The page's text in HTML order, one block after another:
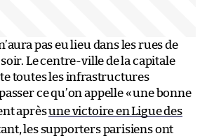
pas eu lieu dans les rues de
Le centre-ville de la capitale
toutes les infrastructures
ce qu’on appelle «une bonne
aprèsune victoire en Ligue des
les supporters parisiens ont